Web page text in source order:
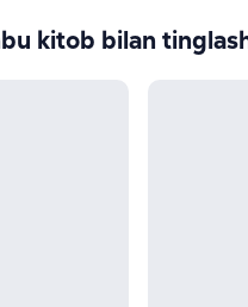
kitob bilan